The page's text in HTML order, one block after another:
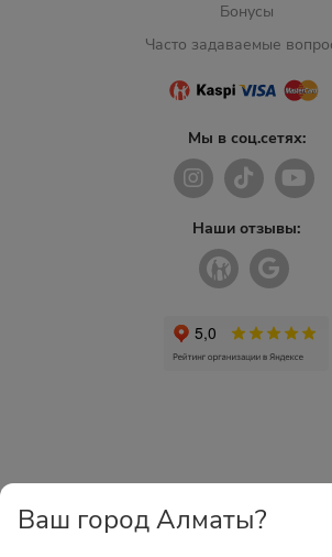
Бонусы
Часто задаваемые
Мы в соц.сетях:
Наши отзывы:
Ваш город Алматы?